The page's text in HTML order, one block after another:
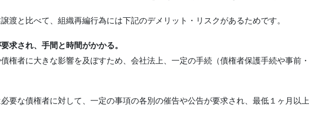
渡と比べて、組織再編行為には下記のデメリット・リスクがあるためです。
求され、手間と時間がかかる。
権者に大きな影響を及ぼすため、会社法上、一定の手続（債権者保護手続や事前
要な債権者に対して、一定の事項の各別の催告や公告が要求され、最低１ヶ月以上